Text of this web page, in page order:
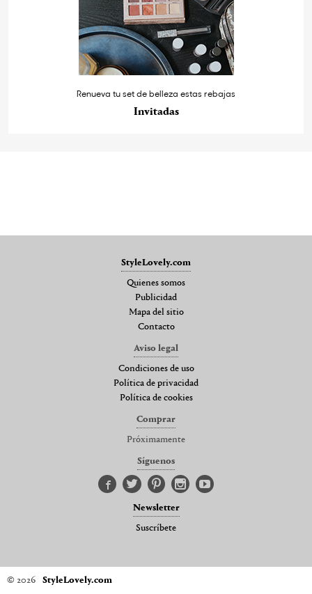
Renueva tu set de belleza estas rebajas
Invitadas
StyleLovely.com
Quienes somos
Publicidad
Mapa del sitio
Contacto
Aviso legal
Condiciones de uso
Política de privacidad
Política de cookies
Comprar
Próximamente
Síguenos
Newsletter
Suscríbete
© 2026 StyleLovely.com